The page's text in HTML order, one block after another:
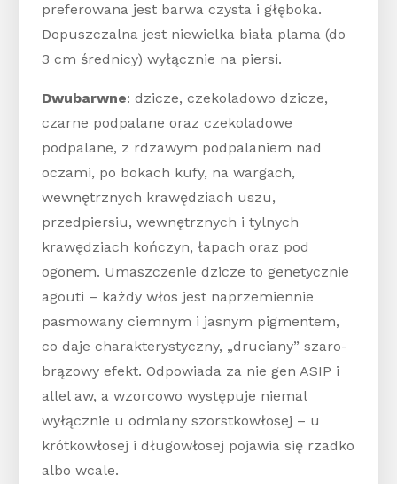
preferowana jest barwa czysta i głęboka.
Dopuszczalna jest niewielka biała plama (do
3 cm średnicy) wyłącznie na piersi.
Dwubarwne: dzicze, czekoladowo dzicze,
czarne podpalane oraz czekoladowe
podpalane, z rdzawym podpalaniem nad
oczami, po bokach kufy, na wargach,
wewnętrznych krawędziach uszu,
przedpiersiu, wewnętrznych i tylnych
krawędziach kończyn, łapach oraz pod
ogonem. Umaszczenie dzicze to genetycznie
agouti – każdy włos jest naprzemiennie
pasmowany ciemnym i jasnym pigmentem,
co daje charakterystyczny, „druciany” szaro-
brązowy efekt. Odpowiada za nie gen ASIP i
allel aw, a wzorcowo występuje niemal
wyłącznie u odmiany szorstkowłosej – u
krótkowłosej i długowłosej pojawia się rzadko
albo wcale.